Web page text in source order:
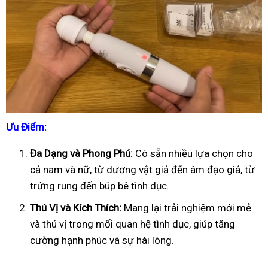
Ưu Điểm:
Đa Dạng và Phong Phú: Có sẵn nhiều lựa chọn cho
cả nam và nữ, từ dương vật giả đến âm đạo giả, từ
trứng rung đến búp bê tình dục.
Thú Vị và Kích Thích: Mang lại trải nghiệm mới mẻ
và thú vị trong mối quan hệ tình dục, giúp tăng
cường hạnh phúc và sự hài lòng.